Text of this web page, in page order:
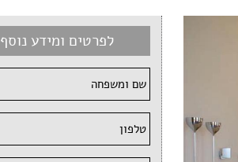
לפרטים ומידע נוסף